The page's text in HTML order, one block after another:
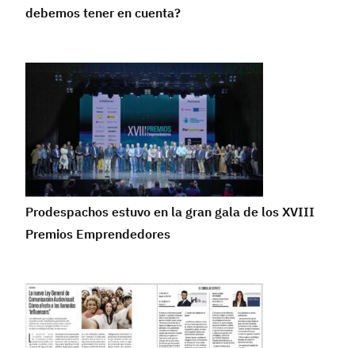
debemos tener en cuenta?
Prodespachos estuvo en la gran gala de los XVIII
Premios Emprendedores